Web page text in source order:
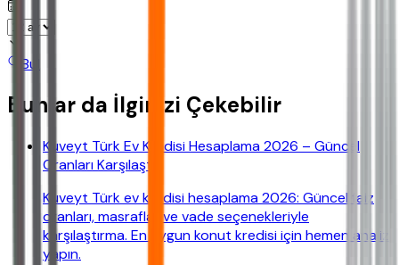
Bul
Bunlar da İlginizi Çekebilir
Kuveyt Türk Ev Kredisi Hesaplama 2026 – Güncel
Oranları Karşılaştır
Kuveyt Türk ev kredisi hesaplama 2026: Güncel faiz
oranları, masraflar ve vade seçenekleriyle
karşılaştırma. En uygun konut kredisi için hemen analiz
yapın.